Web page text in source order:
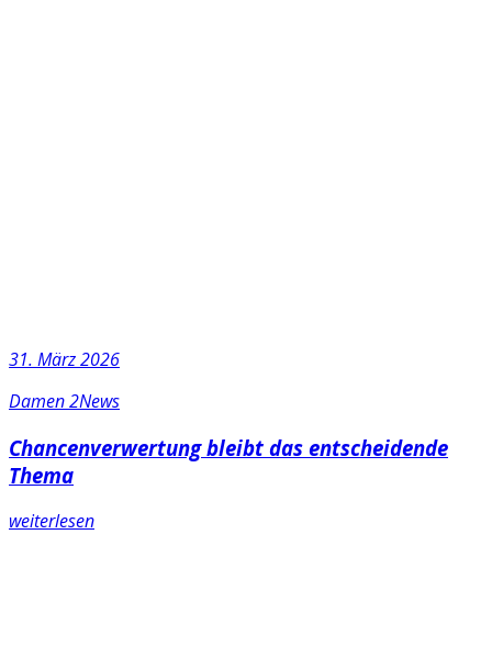
31. März 2026
Damen 2News
Chancenverwertung bleibt das entscheidende
Thema
weiterlesen